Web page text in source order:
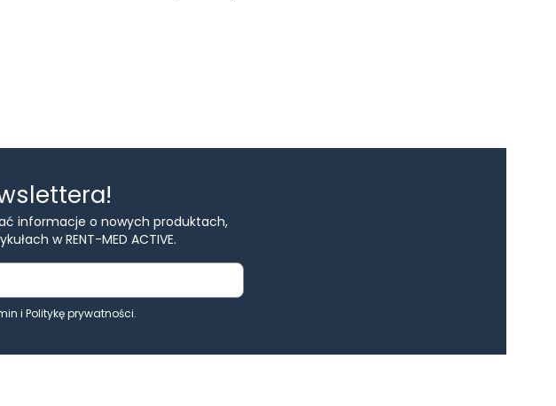
informacje o nowych produktach,
w RENT-MED ACTIVE.
i Politykę prywatności.